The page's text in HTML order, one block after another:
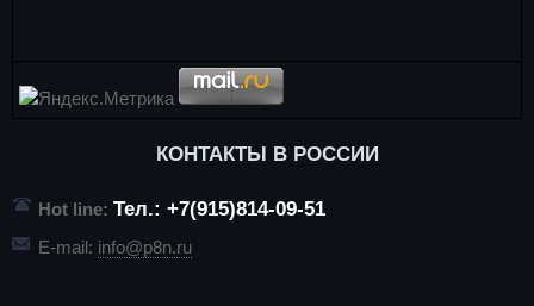
КОНТАКТЫ В РОССИИ
Hot line: Тел.: +7(915)814-09-51
E-mail: info@p8n.ru